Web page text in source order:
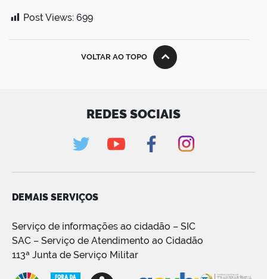
Post Views: 699
VOLTAR AO TOPO
REDES SOCIAIS
DEMAIS SERVIÇOS
Serviço de informações ao cidadão – SIC
SAC – Serviço de Atendimento ao Cidadão
113ª Junta de Serviço Militar